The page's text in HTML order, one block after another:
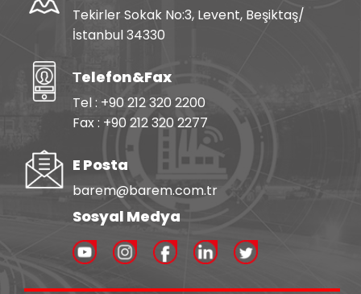
Tekirler Sokak No:3, Levent, Beşiktaş/
İstanbul 34330
Тelefon&Fax
Tel : +90 212 320 2200
Fax : +90 212 320 2277
E Posta
barem@barem.com.tr
Sosyal Medya